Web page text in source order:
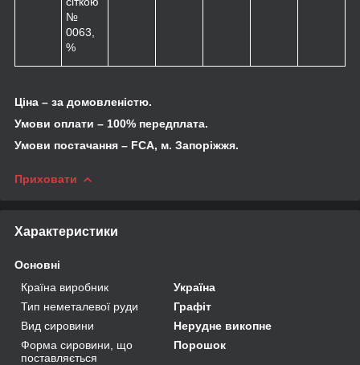
№
0063,
%
Ціна – за домовленістю.
Умови оплати – 100% передплата.
Умови постачання – FCA, м. Запоріжжя.
Приховати
Характеристики
Основні
Країна виробник
Україна
Тип неметалевої руди
Графіт
Вид сировини
Нерудне викопне
Форма сировини, що
поставляється
Порошок